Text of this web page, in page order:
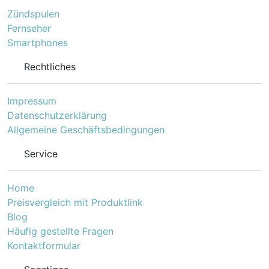
Zündspulen
Fernseher
Smartphones
Rechtliches
Impressum
Datenschutzerklärung
Allgemeine Geschäftsbedingungen
Service
Home
Preisvergleich mit Produktlink
Blog
Häufig gestellte Fragen
Kontaktformular